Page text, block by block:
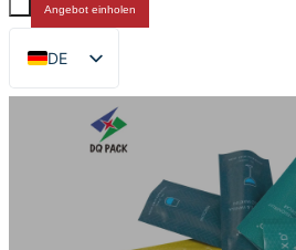
Angebot einholen
DE
EN